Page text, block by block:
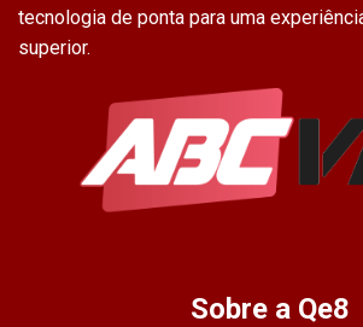
tecnologia de ponta para uma
superior.
Sobre a Qe8